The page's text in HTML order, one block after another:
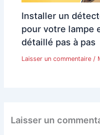
Installer un
pour votre lampe
détaillé pas à pas
Laisser un commentaire /
Laisser un